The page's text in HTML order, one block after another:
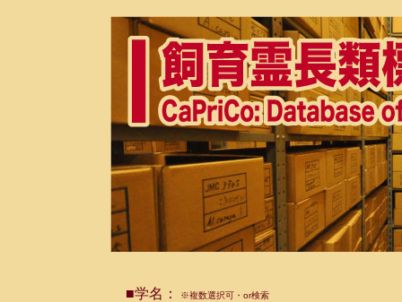
■学名： ※複数選択可・or検索